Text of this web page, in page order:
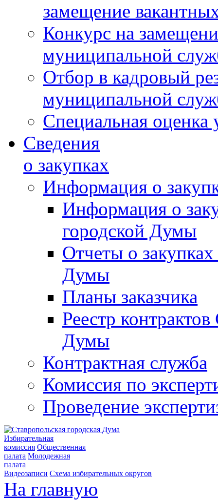
замещение
Конкурс на
муниципальной
Отбор в кадровый
муниципальной
Специальная оценка
Сведения
о закупках
Информация о
Информация о
городской Думы
Отчеты о
Думы
Планы заказчика
Реестр
Думы
Контрактная служба
Комиссия по
Проведение
Избирательная
комиссия Общественная
палата Молодежная
палата
Видеозаписи Схема избирательных округов
На главную